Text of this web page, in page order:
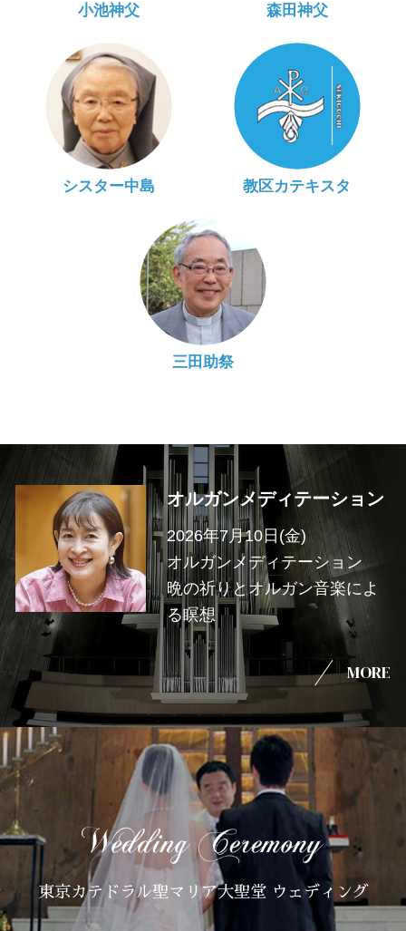
小池神父 森田神父
シスター中島 教区カテキスタ
三田助祭
オルガンメディテーション
2026年7月10日(金)
オルガンメディテーション
晩の祈りとオルガン音楽によ
る瞑想
MORE
東京カテドラル聖マリア大聖堂 ウェディング